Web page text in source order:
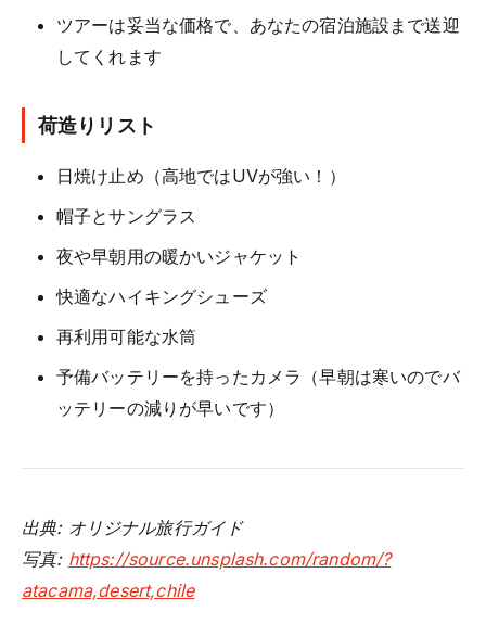
ツアーは妥当な価格で、あなたの宿泊施設まで送迎
してくれます
荷造りリスト
日焼け止め（高地ではUVが強い！）
帽子とサングラス
夜や早朝用の暖かいジャケット
快適なハイキングシューズ
再利用可能な水筒
予備バッテリーを持ったカメラ（早朝は寒いのでバ
ッテリーの減りが早いです）
出典: オリジナル旅行ガイド
写真: https://source.unsplash.com/random/?
atacama,desert,chile